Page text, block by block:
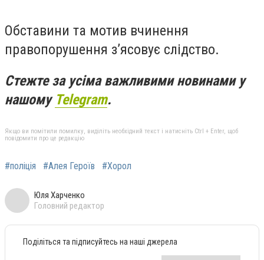
Обставини та мотив вчинення
правопорушення з’ясовує слідство.
Стежте за усіма важливими новинами у
нашому Telegram.
Якщо ви помітили помилку, виділіть необхідний текст і натисніть Ctrl + Enter, щоб
повідомити про це редакцію
#поліція #Алея Героїв #Хорол
Юля Харченко
Головний редактор
Поділіться та підписуйтесь на наші джерела